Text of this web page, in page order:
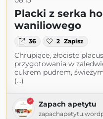
Placki z serka
waniliowego
36 2 Zapisz
Chrupiące, złociste
przygotowania w
cukrem pudrem,
(...)
Zapach apetytu